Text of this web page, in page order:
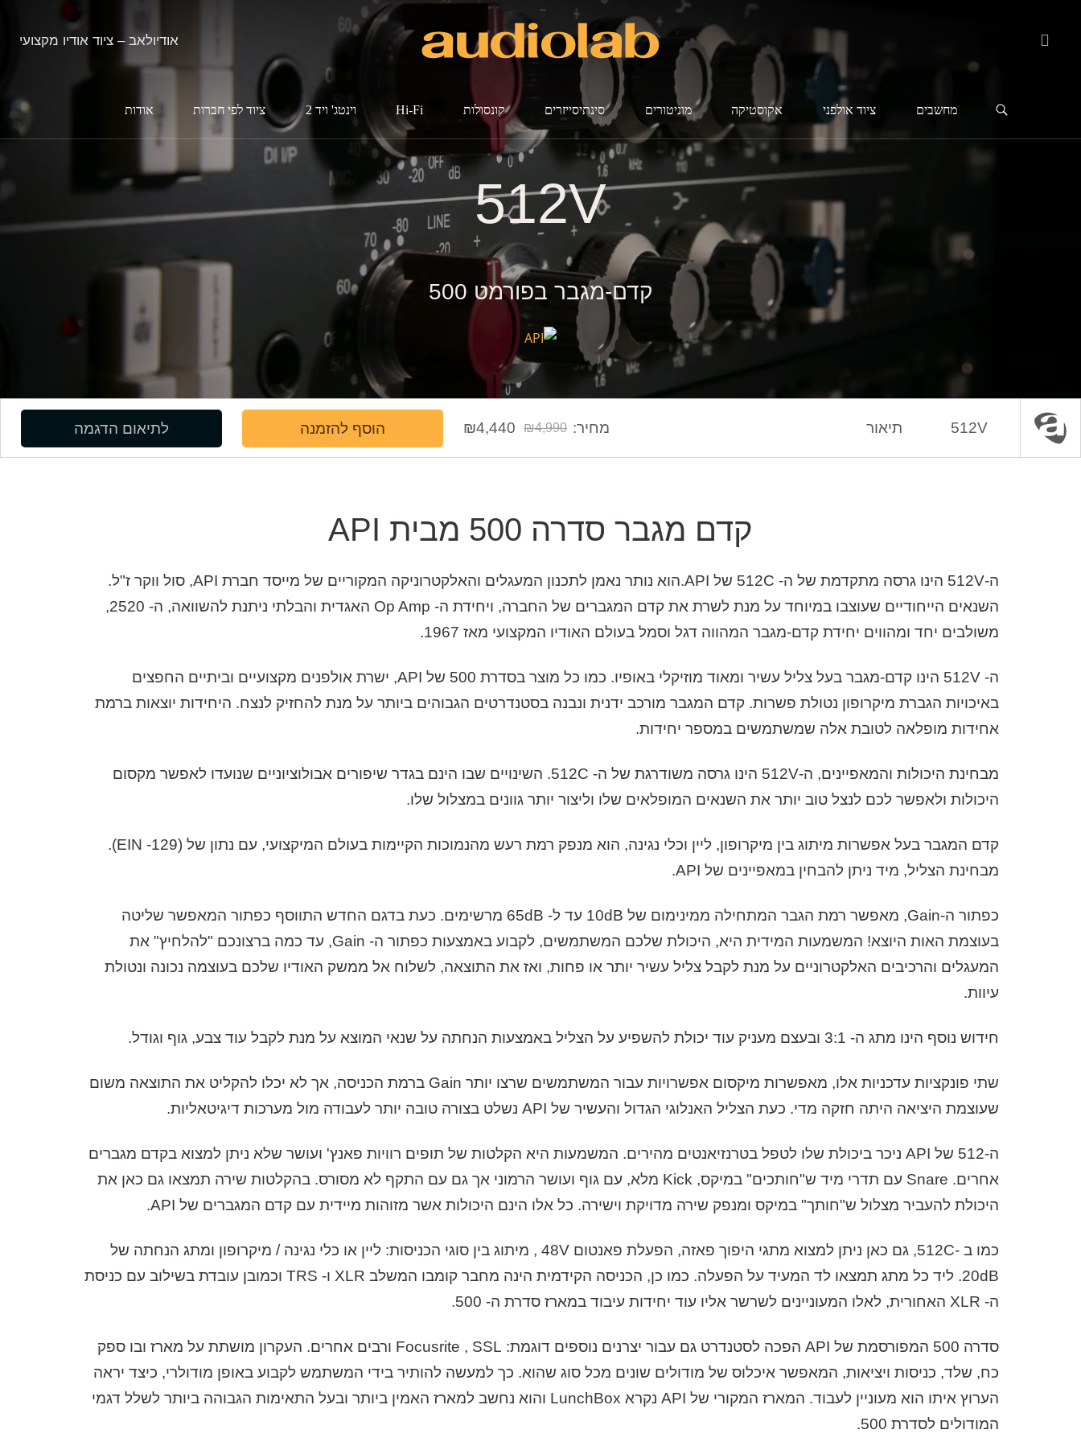
אודיולאב – ציוד אודיו מקצועי
מחשבים ציוד אולפני אקוסטיקה מוניטורים סינתיסייזרים קונסולות Hi-Fi וינטג' ויד 2 ציוד לפי חברות אודות
512V
קדם-מגבר בפורמט 500
עמוד הבית ציוד אנלוגי512V תיאור מחיר: ₪4,990 המחיר
₪4,440
המחיר
הוסף להזמנה לתיאום הדגמה
קדם מגבר סדרה 500 מבית API
ה-512V הינו גרסה מתקדמת של ה- 512C של API.הוא נותר נאמן לתכנון המעגלים והאלקטרוניקה המקוריים של מייסד חברת API, סול ווקר ז"ל.
השנאים הייחודיים שעוצבו במיוחד על מנת לשרת את קדם המגברים של החברה, ויחידת ה- Op Amp האגדית והבלתי ניתנת להשוואה, ה- 2520,
משולבים יחד ומהווים יחידת קדם-מגבר המהווה דגל וסמל בעולם האודיו המקצועי מאז 1967.
ה- 512V הינו קדם-מגבר בעל צליל עשיר ומאוד מוזיקלי באופיו. כמו כל מוצר בסדרת 500 של API, ישרת אולפנים מקצועיים וביתיים החפצים
באיכויות הגברת מיקרופון נטולת פשרות. קדם המגבר מורכב ידנית ונבנה בסטנדרטים הגבוהים ביותר על מנת להחזיק לנצח. היחידות יוצאות ברמת
אחידות מופלאה לטובת אלה שמשתמשים במספר יחידות.
מבחינת היכולות והמאפיינים, ה-512V הינו גרסה משודרגת של ה- 512C. השינויים שבו הינם בגדר שיפורים אבולוציוניים שנועדו לאפשר מקסום
היכולות ולאפשר לכם לנצל טוב יותר את השנאים המופלאים שלו וליצור יותר גוונים במצלול שלו.
קדם המגבר בעל אפשרות מיתוג בין מיקרופון, ליין וכלי נגינה, הוא מנפק רמת רעש מהנמוכות הקיימות בעולם המיקצועי, עם נתון של (129- EIN).
מבחינת הצליל, מיד ניתן להבחין במאפיינים של API.
כפתור ה-Gain, מאפשר רמת הגבר המתחילה ממינימום של 10dB עד ל- 65dB מרשימים. כעת בדגם החדש התווסף כפתור המאפשר שליטה
בעוצמת האות היוצא! המשמעות המידית היא, היכולת שלכם המשתמשים, לקבוע באמצעות כפתור ה- Gain, עד כמה ברצונכם "להלחיץ" את
המעגלים והרכיבים האלקטרוניים על מנת לקבל צליל עשיר יותר או פחות, ואז את התוצאה, לשלוח אל ממשק האודיו שלכם בעוצמה נכונה ונטולת
עיוות.
חידוש נוסף הינו מתג ה- 3:1 ובעצם מעניק עוד יכולת להשפיע על הצליל באמצעות הנחתה על שנאי המוצא על מנת לקבל עוד צבע, גוף וגודל.
שתי פונקציות עדכניות אלו, מאפשרות מיקסום אפשרויות עבור המשתמשים שרצו יותר Gain ברמת הכניסה, אך לא יכלו להקליט את התוצאה משום
שעוצמת היציאה היתה חזקה מדי. כעת הצליל האנלוגי הגדול והעשיר של API נשלט בצורה טובה יותר לעבודה מול מערכות דיגיטאליות.
ה-512 של API ניכר ביכולת שלו לטפל בטרנזיאנטים מהירים. המשמעות היא הקלטות של תופים רוויות פאנץ' ועושר שלא ניתן למצוא בקדם מגברים
אחרים. Snare עם תדרי מיד ש"חותכים" במיקס, Kick מלא, עם גוף ועושר הרמוני אך גם עם התקף לא מסורס. בהקלטות שירה תמצאו גם כאן את
היכולת להעביר מצלול ש"חותך" במיקס ומנפק שירה מדויקת וישירה. כל אלו הינם היכולות אשר מזוהות מיידית עם קדם המגברים של API.
כמו ב -512C, גם כאן ניתן למצוא מתגי היפוך פאזה, הפעלת פאנטום 48V , מיתוג בין סוגי הכניסות: ליין או כלי נגינה / מיקרופון ומתג הנחתה של
20dB. ליד כל מתג תמצאו לד המעיד על הפעלה. כמו כן, הכניסה הקידמית הינה מחבר קומבו המשלב XLR ו- TRS וכמובן עובדת בשילוב עם כניסת
ה- XLR האחורית, לאלו המעוניינים לשרשר אליו עוד יחידות עיבוד במארז סדרת ה- 500.
סדרה 500 המפורסמת של API הפכה לסטנדרט גם עבור יצרנים נוספים דוגמת: Focusrite , SSL ורבים אחרים. העקרון מושתת על מארז ובו ספק
כח, שלד, כניסות ויציאות, המאפשר איכלוס של מודולים שונים מכל סוג שהוא. כך למעשה להותיר בידי המשתמש לקבוע באופן מודולרי, כיצד יראה
הערוץ איתו הוא מעוניין לעבוד. המארז המקורי של API נקרא LunchBox והוא נחשב למארז האמין ביותר ובעל התאימות הגבוהה ביותר לשלל דגמי
המודולים לסדרת 500.